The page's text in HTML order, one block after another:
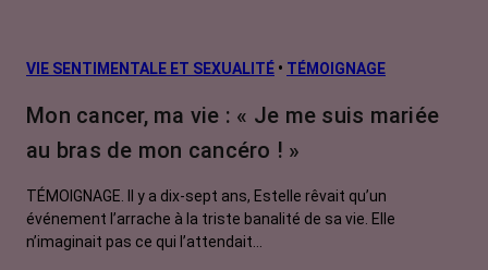
VIE SENTIMENTALE ET SEXUALITÉ • TÉMOIGNAGE
Mon cancer, ma vie : « Je me suis mariée
au bras de mon cancéro ! »
TÉMOIGNAGE. Il y a dix-sept ans, Estelle rêvait qu’un
événement l’arrache à la triste banalité de sa vie. Elle
n’imaginait pas ce qui l’attendait...